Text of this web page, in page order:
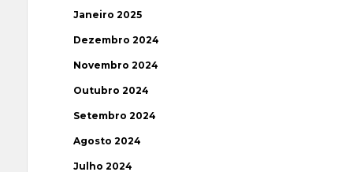
Janeiro 2025
Dezembro 2024
Novembro 2024
Outubro 2024
Setembro 2024
Agosto 2024
Julho 2024